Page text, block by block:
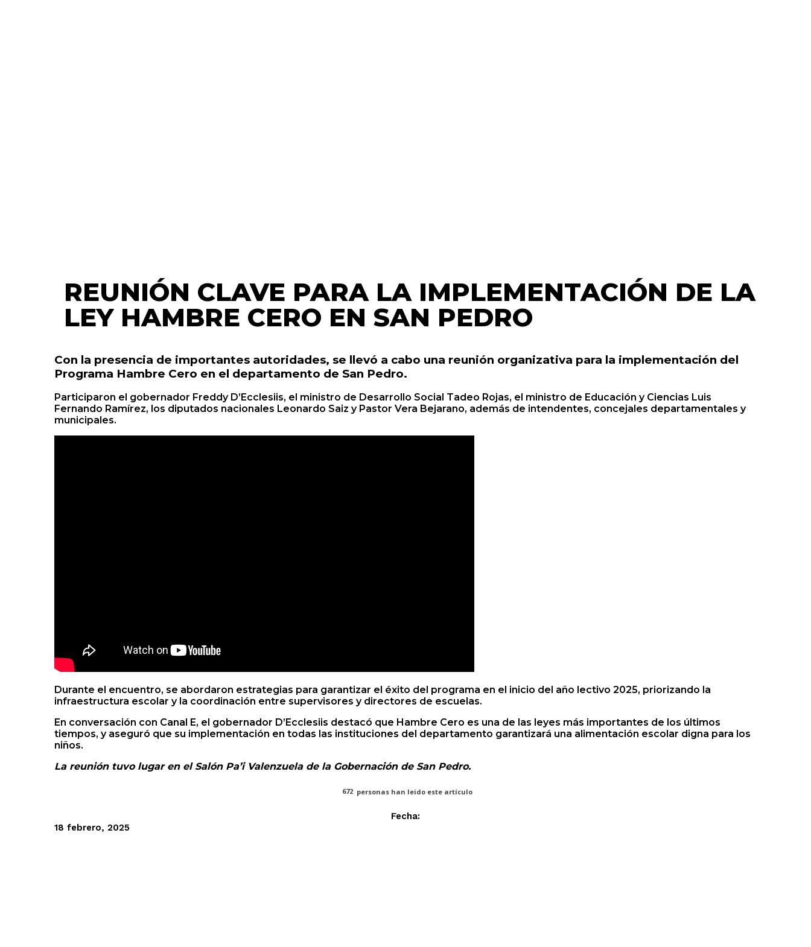
REUNIÓN CLAVE PARA LA IMPLEMENTACIÓN DE LA
LEY HAMBRE CERO EN SAN PEDRO
Con la presencia de importantes autoridades, se llevó a cabo una reunión organizativa para la implementación del
Programa Hambre Cero en el departamento de San Pedro.
Participaron el gobernador Freddy D’Ecclesiis, el ministro de Desarrollo Social Tadeo Rojas, el ministro de Educación y Ciencias Luis
Fernando Ramírez, los diputados nacionales Leonardo Saiz y Pastor Vera Bejarano, además de intendentes, concejales departamentales y
municipales.
Durante el encuentro, se abordaron estrategias para garantizar el éxito del programa en el inicio del año lectivo 2025, priorizando la
infraestructura escolar y la coordinación entre supervisores y directores de escuelas.
En conversación con Canal E, el gobernador D’Ecclesiis destacó que Hambre Cero es una de las leyes más importantes de los últimos
tiempos, y aseguró que su implementación en todas las instituciones del departamento garantizará una alimentación escolar digna para los
niños.
La reunión tuvo lugar en el Salón Pa’i Valenzuela de la Gobernación de San Pedro.
672 personas han leido este artículo
Fecha:
18 febrero, 2025